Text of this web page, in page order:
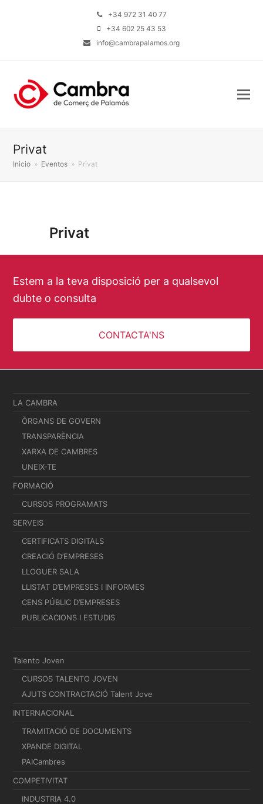
+34 972 31 40 77
+34 602 25 43 53
info@cambrapalamos.org
Privat
Inicio » Eventos » Privat
Privat
Estem a la teva disposició per a qualsevol
dubte o consulta
CONTACTA'NS
LA CAMBRA
ÒRGANS DE GOVERN
TRANSPARÈNCIA
XARXA DE CAMBRES
UNEIX-TE
FORMACIÓ
CURSOS PROGRAMATS
SERVEIS
CERTIFICATS DIGITALS
CREACIÓ D’EMPRESES
LLOGUER SALA
LLISTAT D’EMPRESES I INFORMES
CENS PÚBLIC D’EMPRESES
PUBLICACIONS I ESTUDIS
Talento Joven
CURSOS TALENTO JOVEN
AJUTS CONTRACTACIÓ Talent Jove
INTERNACIONAL
TRAMITACIÓ DE DOCUMENTS
XPANDE DIGITAL
PAICambres
COMPETIVITAT
INDUSTRIA 4.0